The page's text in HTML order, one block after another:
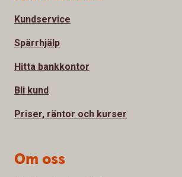
Kundservice
Spärrhjälp
Hitta bankkontor
Bli kund
Priser, räntor och kurser
Om oss